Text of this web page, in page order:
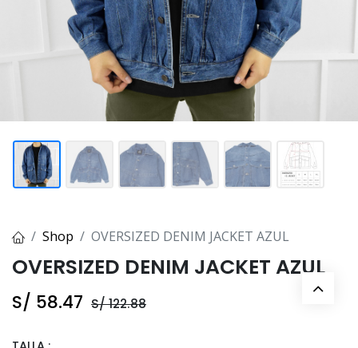
Shop OVERSIZED DENIM JACKET AZUL
OVERSIZED DENIM JACKET AZUL
S/ 58.47 S/122.88